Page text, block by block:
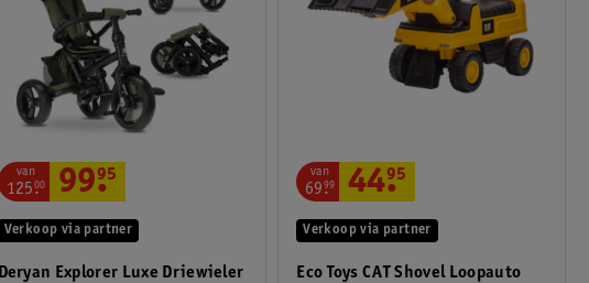
Deryan Explorer Luxe Driewieler
Verkoop via partner
van
125.
00 99.
95
Eco Toys CAT Shovel Loopauto
Verkoop via partner
van
69.
99 44.
95